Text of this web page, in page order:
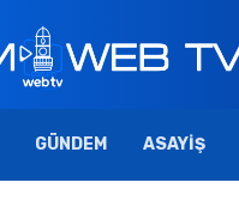
GÜNDEM ASAYIŞ